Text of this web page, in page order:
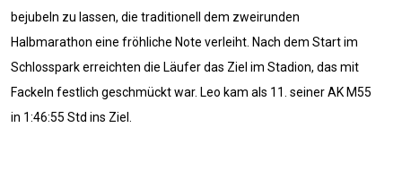
bejubeln zu lassen, die traditionell dem zweirunden
Halbmarathon eine fröhliche Note verleiht. Nach dem Start im
Schlosspark erreichten die Läufer das Ziel im Stadion, das mit
Fackeln festlich geschmückt war. Leo kam als 11. seiner AK M55
in 1:46:55 Std ins Ziel.